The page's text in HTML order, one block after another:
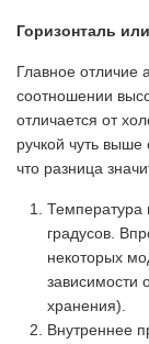
Горизонталь
Главное отличие
соотношении
отличается от
ручкой чуть
что разница
Температура
градусов.
некоторых
зависимости
хранения).
Внутреннее